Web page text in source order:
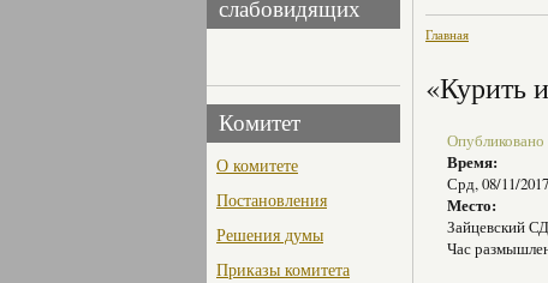
слабовидящих
Комитет
О комитете
Постановления
Решения думы
Приказы комитета
Главная
«Курить
Опубликовано
Время:
Срд, 08/11/
Место:
Зайцевский
Час